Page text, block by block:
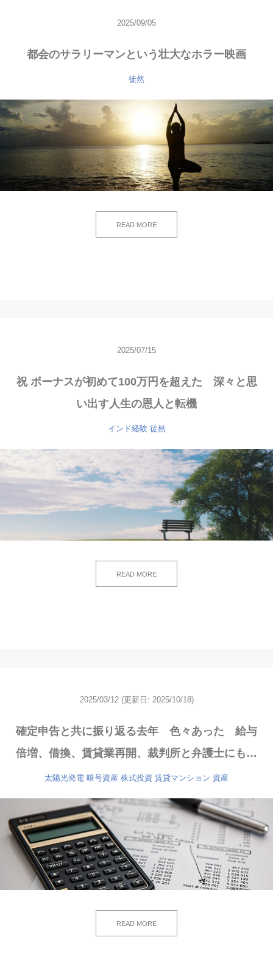
2025/09/05
都会のサラリーマンという壮大なホラー映画
徒然
READ MORE
2025/07/15
祝 ボーナスが初めて100万円を超えた 深々と思
い出す人生の恩人と転機
インド経験 徒然
READ MORE
2025/03/12 (更新日: 2025/10/18)
確定申告と共に振り返る去年 色々あった 給与
倍増、借換、賃貸業再開、裁判所と弁護士にも…
太陽光発電 暗号資産 株式投資 賃貸マンション 資産
READ MORE